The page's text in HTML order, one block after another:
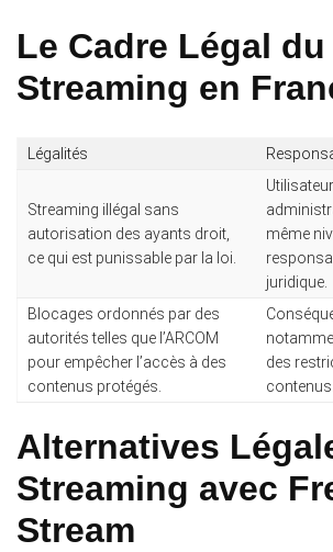
Le Cadre Légal du
Streaming en
Légalités
Streaming illégal sans
autorisation des ayants droit,
ce qui est punissable par la loi.
même
juridique.
Blocages ordonnés par des
autorités telles que l’ARCOM
pour empêcher l’accès à des
contenus protégés.
des
contenus.
Alternatives
Streaming avec
Stream